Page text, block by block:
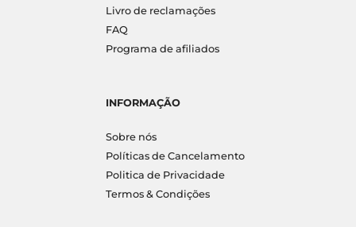
Livro de reclamações
FAQ
Programa de afiliados
INFORMAÇÃO
Sobre nós
Políticas de Cancelamento
Politica de Privacidade
Termos & Condições